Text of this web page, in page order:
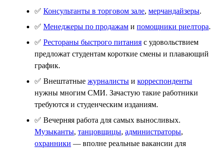
✅ Консультанты в торговом зале, мерчандайзеры.
✅ Менеджеры по продажам и помощники риелтора.
✅ Рестораны быстрого питания с удовольствием
предложат студентам короткие смены и плавающий
график.
✅ Внештатные журналисты и корреспонденты
нужны многим СМИ. Зачастую такие работники
требуются и студенческим изданиям.
✅ Вечерняя работа для самых выносливых.
Музыканты, танцовщицы, администраторы,
охранники — вполне реальные вакансии для